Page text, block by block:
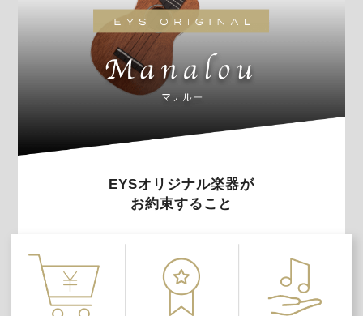
EYSオリジナル楽器が
お約束すること